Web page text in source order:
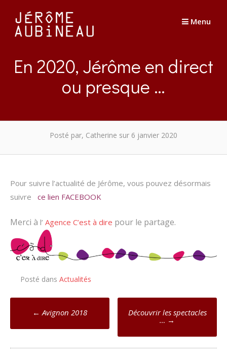
contenu
Menu
En 2020, Jérôme en direct
ou presque …
Posté par, Catherine sur 6 janvier 2020
Pour suivre l’actualité de Jérôme, vous pouvez désormais
suivre
ce lien FACEBOOK
Merci à l’ Agence C’est à dire pour le partage.
Posté dans Actualités
Poste
navigation
← Avignon 2018 Découvrir les spectacles
… →